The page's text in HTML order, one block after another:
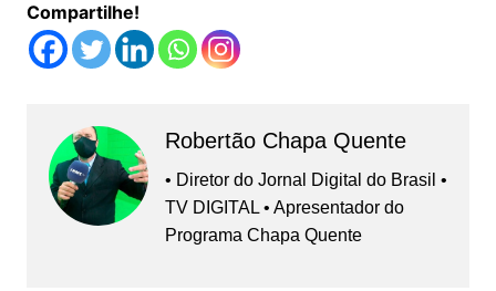
Compartilhe!
Robertão Chapa Quente
• Diretor do Jornal Digital do Brasil •
TV DIGITAL • Apresentador do
Programa Chapa Quente